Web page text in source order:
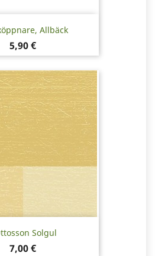
Allbäck
Pris
5,90 €
Solgul
Pris
7,00 €